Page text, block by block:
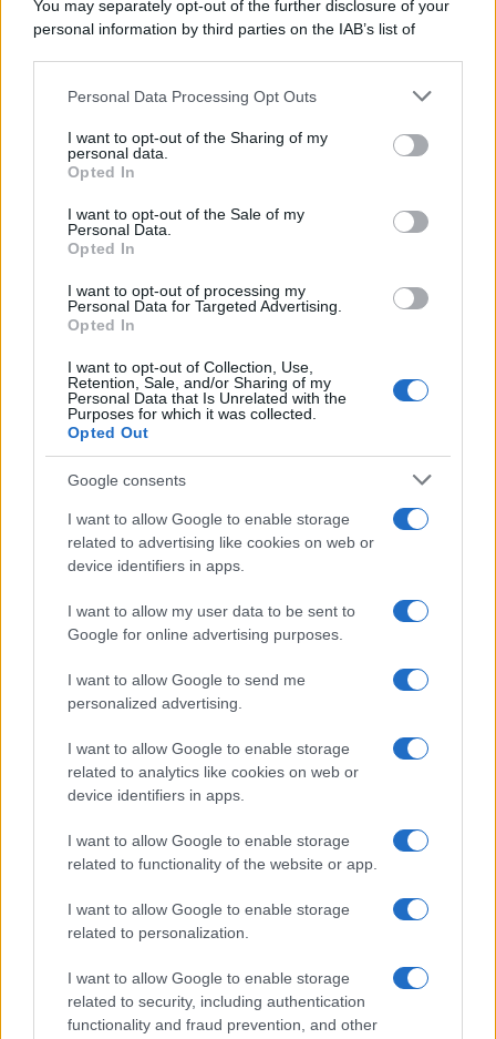
You may separately opt-out of the further disclosure of your
personal information by third parties on the IAB’s list of
This information may also be disclosed by us to third parties
disclose it to other third parties.
Please note that this website/app uses one or more Google
services and may gather and store information including but
not limited to your visit or usage behaviour. You may click to
grant or deny consent to Google and its third-party tags to
consent section.
Personal Data Processing Opt Outs
I want to opt-out of the Sharing of my
personal data.
Opted In
I want to opt-out of the Sale of my
Personal Data.
Opted In
I want to opt-out of processing my
Personal Data for Targeted Advertising.
Opted In
I want to opt-out of Collection, Use,
Retention, Sale, and/or Sharing of my
Personal Data that Is Unrelated with the
Purposes for which it was collected.
Opted Out
Google consents
I want to allow Google to enable storage
related to advertising like cookies on web or
device identifiers in apps.
I want to allow my user data to be sent to
Google for online advertising purposes.
I want to allow Google to send me
personalized advertising.
I want to allow Google to enable storage
related to analytics like cookies on web or
device identifiers in apps.
I want to allow Google to enable storage
related to functionality of the website or app.
I want to allow Google to enable storage
related to personalization.
I want to allow Google to enable storage
related to security, including authentication
functionality and fraud prevention, and other
Motociclismo /
Raúl Fernández vince il Gp di Gran
Bretagna davanti a Martin e Bezzecchi
Il libro /La letteratura che racconta l’estate
L’evento /Premio Dessì 2026, Villacidro si accende di
cultura
Facebook
Cookie Policy
Syndication
Globalist
Globalscience
Globalsport
Culture
Salute
Megachip
GiULia
Prima Pagina
Giornale dello
Spettacolo
Wondernet